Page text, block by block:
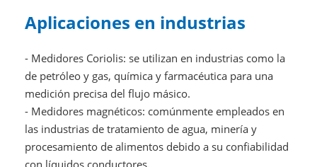
Aplicaciones en industrias
- Medidores Coriolis: se utilizan en industrias como la
de petróleo y gas, química y farmacéutica para una
medición precisa del flujo másico.
- Medidores magnéticos: comúnmente empleados en
las industrias de tratamiento de agua, minería y
procesamiento de alimentos debido a su confiabilidad